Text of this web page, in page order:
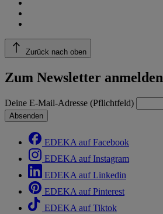
Zurück nach oben
Zum Newsletter anmelden
Deine E-Mail-Adresse (Pflichtfeld)
Absenden
EDEKA auf Facebook
EDEKA auf Instagram
EDEKA auf Linkedin
EDEKA auf Pinterest
EDEKA auf Tiktok